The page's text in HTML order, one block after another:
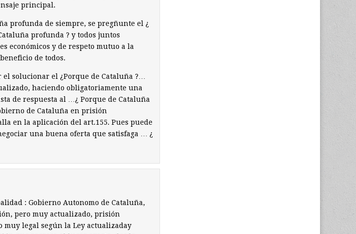
principal.
profunda de siempre, se pregñunte el ¿
profunda ? y todos juntos
económicos y de respeto mutuo a la
de todos.
solucionar el ¿Porque de Cataluña ?…
haciendo obligatoriamente una
de respuesta al …¿ Porque de Cataluña
de Cataluña en prisión
en la aplicación del art.155. Pues puede
una buena oferta que satisfaga … ¿
: Gobierno Autonomo de Cataluña,
pero muy actualizado, prisión
legal según la Ley actualizaday